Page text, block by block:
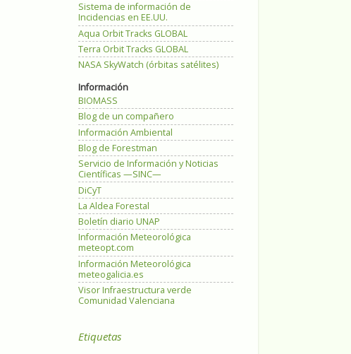
Sistema de información de
Incidencias en EE.UU.
Aqua Orbit Tracks GLOBAL
Terra Orbit Tracks GLOBAL
NASA SkyWatch (órbitas satélites)
Información
BIOMASS
Blog de un compañero
Información Ambiental
Blog de Forestman
Servicio de Información y Noticias
Científicas —SINC—
DiCyT
La Aldea Forestal
Boletín diario UNAP
Información Meteorológica
meteopt.com
Información Meteorológica
meteogalicia.es
Visor Infraestructura verde
Comunidad Valenciana
Etiquetas